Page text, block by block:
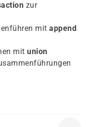
zur
mit append
mit union